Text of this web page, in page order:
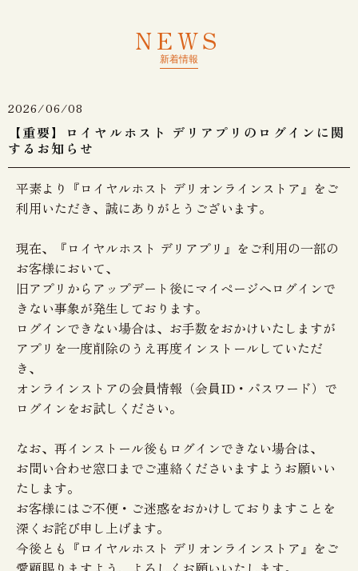
NEWS
新着情報
2026/06/08
【重要】ロイヤルホスト デリアプリのログインに関
するお知らせ
​平素より『ロイヤルホスト デリオンラインストア』をご
利用いただき、誠にありがとうございます。
現在、『ロイヤルホスト デリアプリ』をご利用の一部の
お客様において、
旧アプリからアップデート後にマイページへログインで
きない事象が発生しております。
ログインできない場合は、お手数をおかけいたしますが
アプリを一度削除のうえ再度インストールしていただ
き、
オンラインストアの会員情報（会員ID・パスワード）で
ログインをお試しください。
なお、再インストール後もログインできない場合は、
お問い合わせ窓口までご連絡くださいますようお願いい
たします。
お客様にはご不便・ご迷惑をおかけしておりますことを
深くお詫び申し上げます。
今後とも『ロイヤルホスト デリオンラインストア』をご